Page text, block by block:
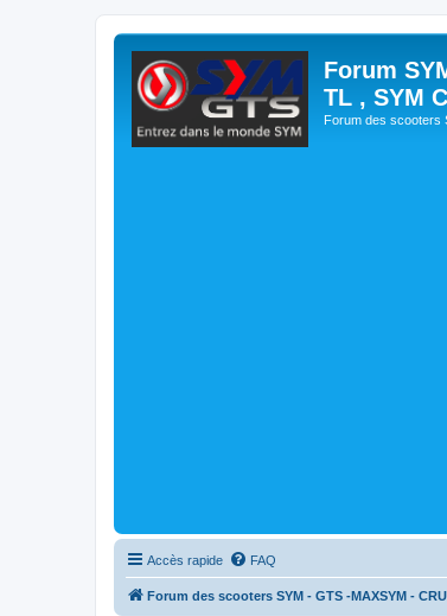
Forum
TL , SYM
Forum des scooters
Accès rapide FAQ
Forum des scooters SYM - GTS -MAXSYM -